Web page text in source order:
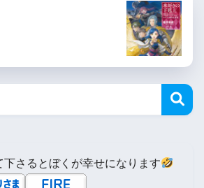
下さるとぼくが幸せになります